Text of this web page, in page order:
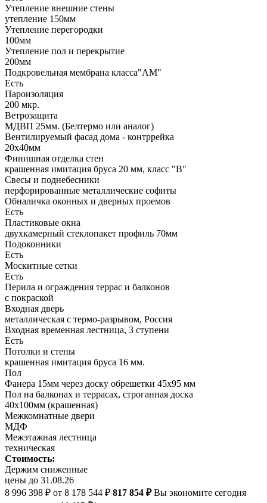
Утепление внешние стены
утепление 150мм
Утепление перегородки
100мм
Утепление пол и перекрытие
200мм
Подкровельная мембрана класса"АМ"
Есть
Пароизоляция
200 мкр.
Ветрозащита
МДВП 25мм. (Белтермо или аналог)
Вентилируемый фасад дома - контррейка
20х40мм
Финишная отделка стен
крашенная имитация бруса 20 мм, класс "В"
Свесы и поднебесники
перфорированные металлические софиты
Обналичка оконных и дверных проемов
Есть
Пластиковые окна
двухкамерный стеклопакет профиль 70мм
Подоконники
Есть
Москитные сетки
Есть
Перила и ограждения террас и балконов
с покраской
Входная дверь
металлическая с термо-разрывом, Россия
Входная временная лестница, 3 ступени
Есть
Потолки и стены
крашенная имитация бруса 16 мм.
Пол
Фанера 15мм через доску обрешетки 45х95 мм
Пол на балконах и террасах, строганная доска
40х100мм (крашенная)
Межкомнатные двери
МДФ
Межэтажная лестница
техническая
Стоимость:
Держим сниженные
цены до 31.08.26
8 996 398 ₽ от 8 178 544 ₽ 817 854 ₽Вы экономите сегодня